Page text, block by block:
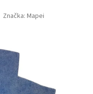
Značka: Mapei